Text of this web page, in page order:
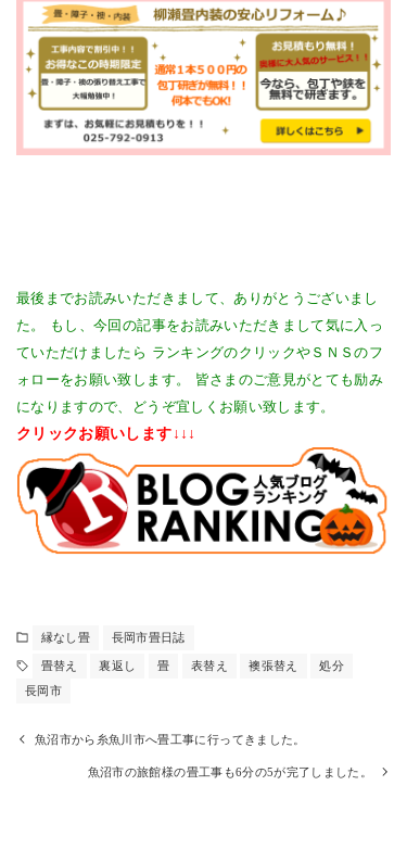
最後までお読みいただきまして、ありがとうございまし
た。
もし、今回の記事をお読みいただきまして気に入っ
ていただけましたら ランキングのクリックやＳＮＳのフ
ォローをお願い致します。
皆さまのご意見がとても励み
になりますので、どうぞ宜しくお願い致します。
クリックお願いします↓↓↓
縁なし畳 長岡市畳日誌
畳替え 裏返し 畳 表替え 襖張替え
処分
長岡市
魚沼市から糸魚川市へ畳工事に行ってきました。
魚沼市の旅館様の畳工事も6分の5が完了しました。